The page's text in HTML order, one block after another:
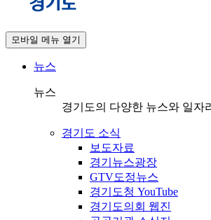
모바일 메뉴 열기
뉴스
뉴스
경기도의 다양한 뉴스와 일자
경기도 소식
보도자료
경기뉴스광장
GTV도정뉴스
경기도청 YouTube
경기도의회 웹진